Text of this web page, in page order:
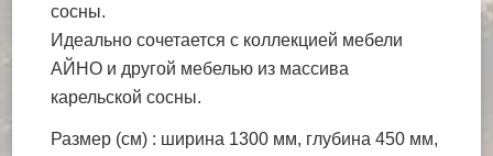
сосны.
Идеально сочетается с коллекцией мебели
АЙНО и другой мебелью из массива
карельской сосны.
Размер (см) : ширина 1300 мм, глубина 450 мм,